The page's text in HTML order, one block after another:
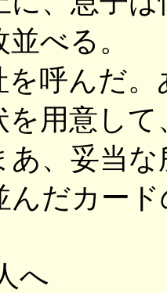
べる。
を呼んだ
を用意し
あ、妥当
んだカー
へ